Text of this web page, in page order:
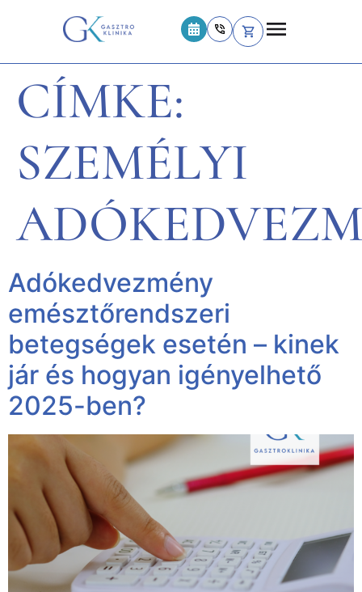
CÍMKE:
SZEMÉLYI
Adókedvezmény
emésztőrendszeri
betegségek esetén – kinek
jár és hogyan igényelhető
2025-ben?